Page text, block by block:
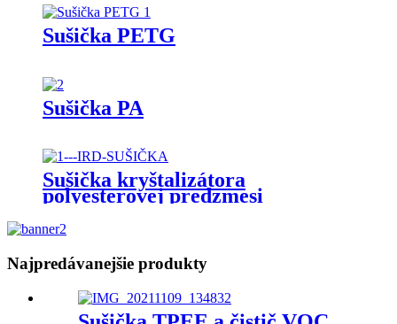
Sušička PETG
Sušička PA
Sušička kryštalizátora
polyesterovej predzmesi
Najpredávanejšie produkty